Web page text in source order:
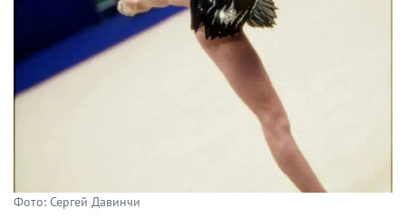
Фото: Сергей Давинчи